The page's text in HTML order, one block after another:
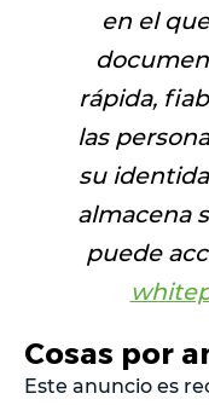
en el
rápida,
las
su
almacena
puede
Cosas por
Este anuncio es